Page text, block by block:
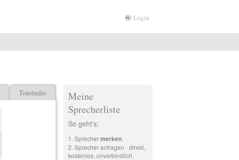
Login
Tonstudio
Meine
Sprecherliste
So geht's:
Sprechermerken.
Sprecher anfragen - direkt,
kostenlos, unverbindlich.